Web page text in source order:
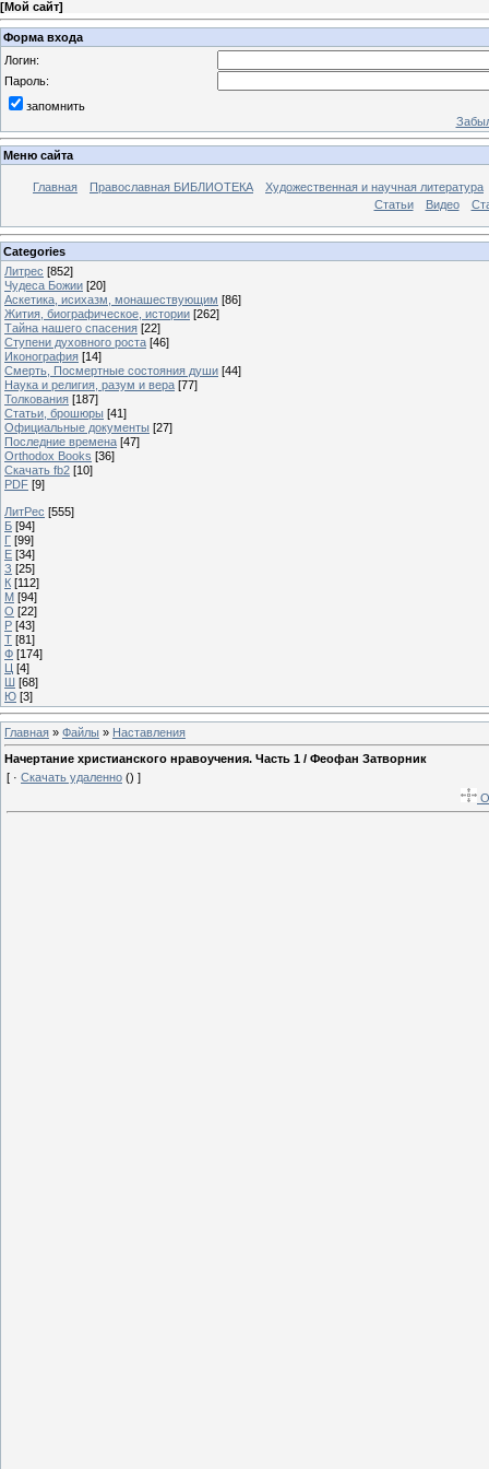
[Мой сайт]
Форма входа
Логин:
Пароль:
запомнить
Меню сайта
Главная Православная БИБЛИОТЕКА
Художественная и научная литература
Статьи
Видео
Categories
Литрес [852]
Чудеса Божии [20]
Аскетика, исихазм, монашествующим [86]
Жития, биографическое, истории [262]
Тайна нашего спасения [22]
Ступени духовного роста [46]
Иконография [14]
Смерть, Посмертные состояния души [44]
Наука и религия, разум и вера [77]
Толкования [187]
Статьи, брошюры [41]
Официальные документы [27]
Последние времена [47]
Orthodox Books [36]
Скачать fb2 [10]
PDF [9]
ЛитРес [555]
Б [94]
Г [99]
Е [34]
З [25]
К [112]
М [94]
О [22]
Р [43]
Т [81]
Ф [174]
Ц [4]
Ш [68]
Ю [3]
Главная » Файлы » Наставления
Начертание христианского нравоучения. Часть 1 / Феофан Затворник
[ · Скачать удаленно () ]